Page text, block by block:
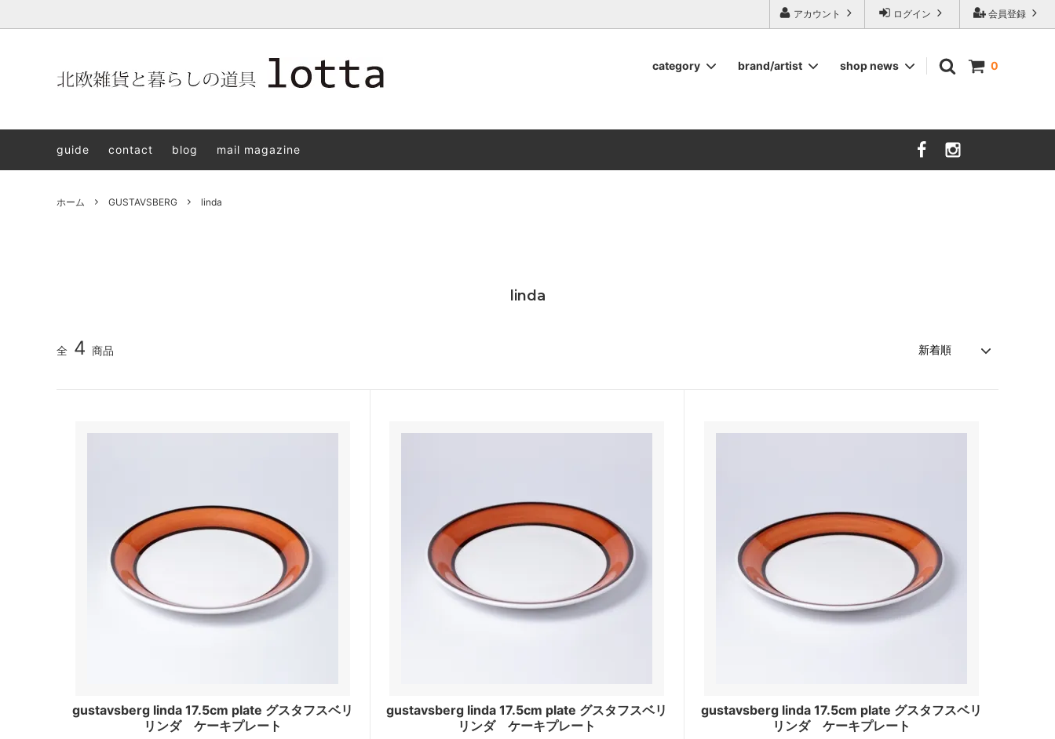
北欧雑貨と暮らしの道具lotta 神戸にある北欧雑貨と暮らしの道具ロッタのオンラインストア【アラビア,クイストゴーなどの北欧ヴィンテージ食器,雅峰窯やソルテグラスジュエリーなどの作家の作品が並びます】
会員登録
ログイン
アカウント
0
category
アクセサリー
brand/artist
STAVANGERFLINT
雅峰窯
shop news
guide
contact blog mail magazine
ホーム GUSTAVSBERG linda
linda
全 4 商品
gustavsberg linda 17.5cm plate グスタフスベリ
リンダ ケーキプレート
gustavsberg linda 17.5cm plate グスタフスベリ
リンダ ケーキプレート
gustavsberg linda 17.5cm plate グスタフスベリ
リンダ ケーキプレート